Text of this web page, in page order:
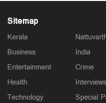
Sitemap
Kerala
Business
Entertainment
Health
Technology
India
Crime
Interviews
Special